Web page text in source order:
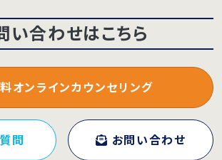
い合わせはこちら
オンラインカウンセリング
問 お問い合わせ